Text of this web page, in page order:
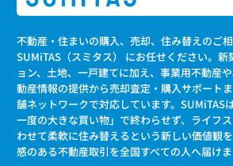
不動産・住まいの購入、売却、住み替えのご
SUMiTAS（スミタス） にお任せください。新
ョン、土地、一戸建てに加え、事業用不動産
動産情報の提供から売却査定・購入サポート
舗ネットワークで対応しています。SUMiTAS
一度の大きな買い物」で終わらせず、ライフ
わせて柔軟に住み替えるという新しい価値観
感のある不動産取引を全国すべての人へ届けま